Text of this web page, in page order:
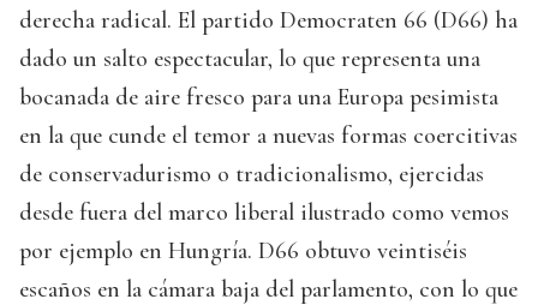
derecha radical. El partido Democraten 66 (D66) ha
dado un salto espectacular, lo que representa una
bocanada de aire fresco para una Europa pesimista
en la que cunde el temor a nuevas formas coercitivas
de conservadurismo o tradicionalismo, ejercidas
desde fuera del marco liberal ilustrado como vemos
por ejemplo en Hungría. D66 obtuvo veintiséis
escaños en la cámara baja del parlamento, con lo que